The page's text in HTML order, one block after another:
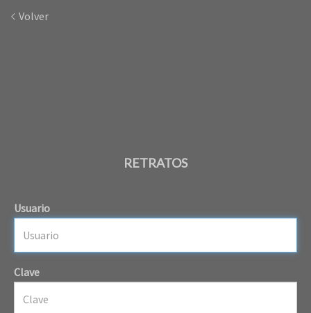
Volver
RETRATOS
Usuario
Clave